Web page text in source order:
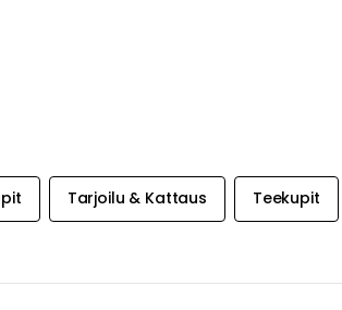
Tarjoilu & Kattaus Teekupit